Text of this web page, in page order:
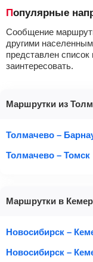
Популярные
Сообщение
другими
представлен
заинтересовать.
Маршрутки из
Толмачево –
Толмачево – Томск
Маршрутки в
Новосибирск –
Новосибирск –